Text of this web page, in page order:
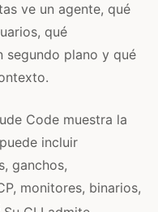
ve un agente, qué
qué
segundo plano y qué
Code muestra la
incluir
ganchos,
monitores, binarios,